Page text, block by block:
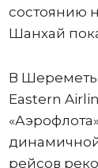
состоянию
Шанхай
В
Eastern
рейсов